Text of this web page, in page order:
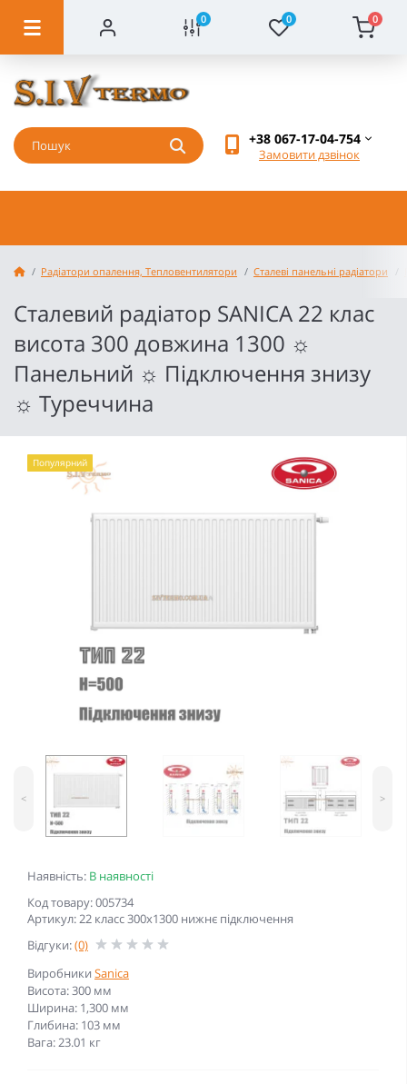
0 0 0
+38 067-17-04-754
Замовити дзвінок
Радіатори опалення, Тепловентилятори Сталеві панельні радіатори
Сталевий радіатор SANICA 22 клас
висота 300 довжина 1300 ☼
Панельний ☼ Підключення знизу
☼ Туреччина
Наявність: В наявності
Код товару: 005734
Артикул: 22 класс 300x1300 нижнє підключення
Відгуки:(0)
Виробники Sanica
Висота: 300 мм
Ширина: 1,300 мм
Глибина: 103 мм
Вага: 23.01 кг
Популярний
< >